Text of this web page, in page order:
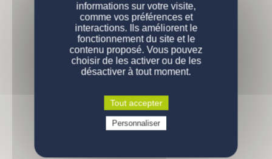
Nos modèles
Nos gammes
PERSONNALISATION
Configurations de série
DEVENIR PROPRIÉTAIRE
Pourquoi acheter un mobil-home ?
Comment devenir propriétaire ?
Prix d'un mobil-home neuf
ENGAGEMENTS
La qualité des produits
Qui sommes-nous
CONTACT
Demande d'informations
VOUS ÊTES UN PROFESSIONNEL
informations sur votre visite,
comme vos préférences et
interactions. Ils améliorent le
fonctionnement du site et le
contenu proposé. Vous pouvez
choisir de les activer ou de les
désactiver à tout moment.
Tout accepter
Personnaliser